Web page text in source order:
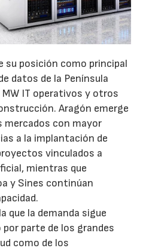
su posición como principal
datos de la Península
MW IT operativos y otros
Aragón emerge
mercados con mayor
a la implantación de
vinculados a
mientras que
y Sines continúan
que la demanda sigue
parte de los grandes
como de los